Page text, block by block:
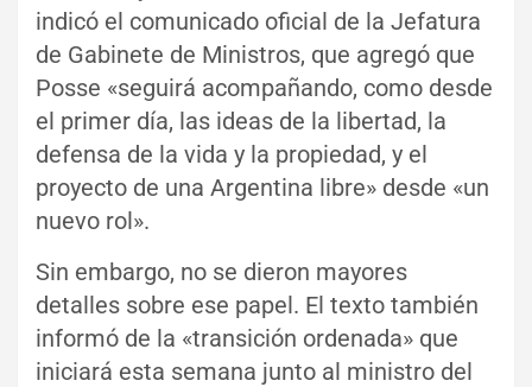
indicó el comunicado oficial de la Jefatura
de Gabinete de Ministros, que agregó que
Posse «seguirá acompañando, como desde
el primer día, las ideas de la libertad, la
defensa de la vida y la propiedad, y el
proyecto de una Argentina libre» desde «un
nuevo rol».
Sin embargo, no se dieron mayores
detalles sobre ese papel. El texto también
informó de la «transición ordenada» que
iniciará esta semana junto al ministro del